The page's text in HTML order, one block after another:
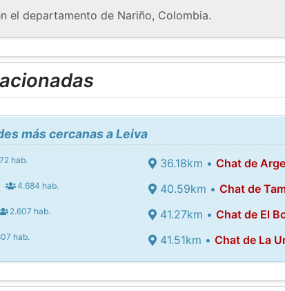
el departamento de Nariño, Colombia.
más cercanas a Leiva
hab.
4.684 hab.
2.607 hab.
hab.
36.18km •Chat de
40.59km •Chat de
41.27km •Chat de El
41.51km •Chat de La